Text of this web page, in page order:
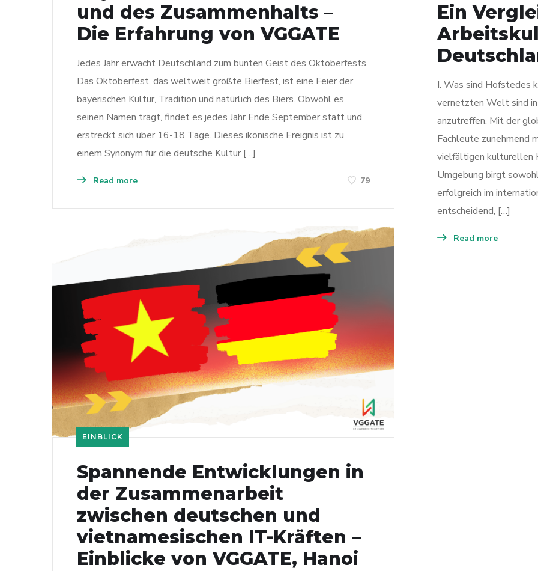
und des Zusammenhalts –
Die Erfahrung von VGGATE
Jedes Jahr erwacht Deutschland zum bunten Geist des Oktoberfests.
Das Oktoberfest, das weltweit größte Bierfest, ist eine Feier der
bayerischen Kultur, Tradition und natürlich des Biers. Obwohl es
seinen Namen trägt, findet es jedes Jahr Ende September statt und
erstreckt sich über 16-18 Tage. Dieses ikonische Ereignis ist zu
einem Synonym für die deutsche Kultur […]
Read more 79
Ein
I. Was sind Hofstedes
vernetzten Welt sind
anzutreffen. Mit der
Fachleute zunehmend
vielfältigen kulturellen
Umgebung birgt
erfolgreich im
entscheidend, […]
Read more
EINBLICK
Spannende Entwicklungen in
der Zusammenarbeit
zwischen deutschen und
vietnamesischen IT-Kräften –
Einblicke von VGGATE, Hanoi